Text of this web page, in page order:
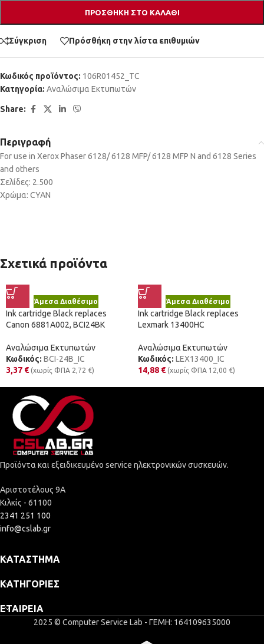
ΠΡΟΣΘΉΚΗ ΣΤΟ ΚΑΛΆΘΙ
Σύγκριση Πρόσθήκη στην λίστα επιθυμιών
Κωδικός προϊόντος: 106R01452_TC
Κατηγορία: Αναλώσιμα Εκτυπωτών
Share:
Περιγραφή
For use in Xerox Phaser 6128/ 6128 MFP/ 6128 MFP N and 6128 Series
and others
Σελίδες: 2.500
Χρώμα: CYAN
Σχετικά προϊόντα
Άμεσα Διαθέσιμο
Ink cartridge Black replaces
Canon 6881A002, BCI24BK
Αναλώσιμα Εκτυπωτών
Κωδικός: BCI-24B_IC
3,37 € (χωρίς ΦΠΑ 2,72 €)
Άμεσα Διαθέσιμο
Ink cartridge Black replaces
Lexmark 13400HC
Αναλώσιμα Εκτυπωτών
Κωδικός: LEX13400_IC
14,88 € (χωρίς ΦΠΑ 12,00 €)
Προϊόντα και εξειδικευμένο service ηλεκτρονικών συσκευών.
Αριστοτέλους 9Α
Κιλκίς - 61100
2341 251 100
info@cslab.gr
ΚΑΤΆΣΤΗΜΑ
ΚΑΤΗΓΟΡΊΕΣ
ΕΤΑΙΡΕΊΑ
2025 © Computer Service Lab - ΓΕΜΗ: 164109635000